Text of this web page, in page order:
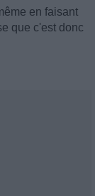
en faisant
que c'est donc